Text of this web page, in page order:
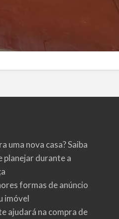
uma nova casa? Saiba
planejar durante a
formas de anúncio
imóvel
ajudará na compra de